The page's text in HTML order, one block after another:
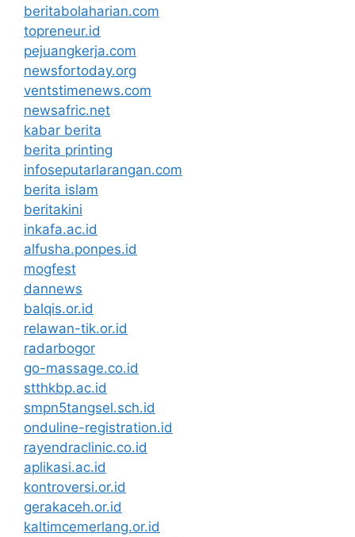
beritabolaharian.com
topreneur.id
pejuangkerja.com
newsfortoday.org
ventstimenews.com
newsafric.net
kabar berita
berita printing
infoseputarlarangan.com
berita islam
beritakini
inkafa.ac.id
alfusha.ponpes.id
mogfest
dannews
balqis.or.id
relawan-tik.or.id
radarbogor
go-massage.co.id
stthkbp.ac.id
smpn5tangsel.sch.id
onduline-registration.id
rayendraclinic.co.id
aplikasi.ac.id
kontroversi.or.id
gerakaceh.or.id
kaltimcemerlang.or.id